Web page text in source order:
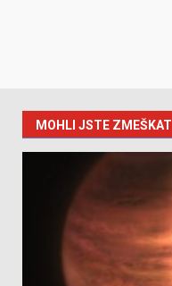
MOHLI JSTE ZMEŠKAT